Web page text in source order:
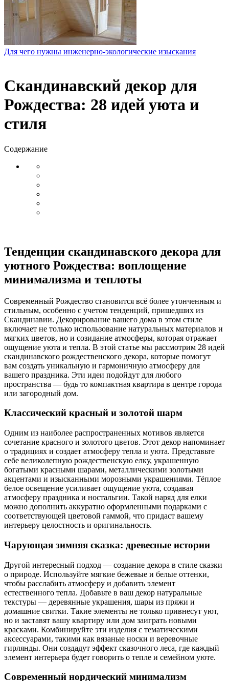
Для чего нужны инженерно-экологические изыскания
Скандинавский декор для
Рождества: 28 идей уюта и
стиля
Содержание
Тенденции скандинавского декора для
уютного Рождества: воплощение
минимализма и теплоты
Современный Рождество становится всё более утонченным и
стильным, особенно с учетом тенденций, пришедших из
Скандинавии. Декорирование вашего дома в этом стиле
включает не только использование натуральных материалов и
мягких цветов, но и созидание атмосферы, которая отражает
ощущение уюта и тепла. В этой статье мы рассмотрим 28 идей
скандинавского рождественского декора, которые помогут
вам создать уникальную и гармоничную атмосферу для
вашего праздника. Эти идеи подойдут для любого
пространства — будь то компактная квартира в центре города
или загородный дом.
Классический красный и золотой шарм
Одним из наиболее распространенных мотивов является
сочетание красного и золотого цветов. Этот декор напоминает
о традициях и создает атмосферу тепла и уюта. Представьте
себе великолепную рождественскую елку, украшенную
богатыми красными шарами, металлическими золотыми
акцентами и изысканными морозными украшениями. Тёплое
белое освещение усиливает ощущение уюта, создавая
атмосферу праздника и ностальгии. Такой наряд для елки
можно дополнить аккуратно оформленными подарками с
соответствующей цветовой гаммой, что придаст вашему
интерьеру целостность и оригинальность.
Чарующая зимняя сказка: древесные истории
Другой интересный подход — создание декора в стиле сказки
о природе. Используйте мягкие бежевые и белые оттенки,
чтобы расслабить атмосферу и добавить элемент
естественного тепла. Добавьте в ваш декор натуральные
текстуры — деревянные украшения, шары из пряжи и
домашние свитки. Такие элементы не только привнесут уют,
но и заставят вашу квартиру или дом заиграть новыми
красками. Комбинируйте эти изделия с тематическими
аксессуарами, такими как вязаные носки и веревочные
гирлянды. Они создадут эффект сказочного леса, где каждый
элемент интерьера будет говорить о тепле и семейном уюте.
Современный нордический минимализм